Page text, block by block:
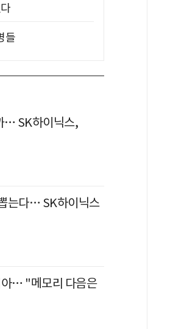
들
… SK하이닉스,
는다… SK하이닉스
아… "메모리 다음은